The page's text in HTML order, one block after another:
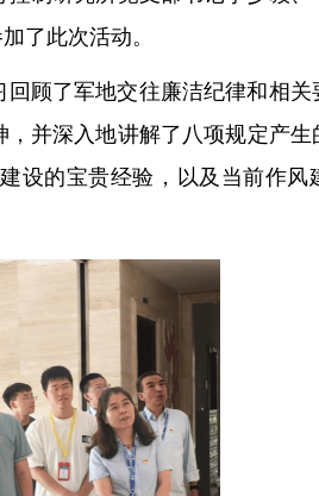
了此次活动。
顾了军地交往廉洁纪律和相关
并深入地讲解了八项规定产生
设的宝贵经验，以及当前作风